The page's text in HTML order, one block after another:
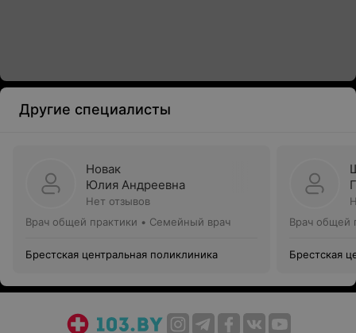
Другие специалисты
Новак
Юлия Андреевна
Нет отзывов
Врач общей практики • Семейный врач
Брестская центральная поликлиника
Врач общей
Брестская